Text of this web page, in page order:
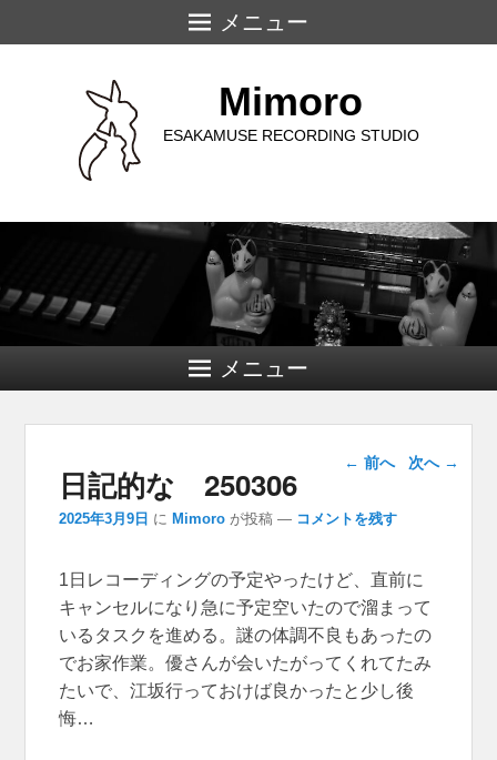
メニュー
Mimoro
ESAKAMUSE RECORDING STUDIO
メニュー
投稿ナビゲー
ション
← 前へ 次へ →
日記的な 250306
2025年3月9日 に Mimoro が投稿 — コメントを残す
1日レコーディングの予定やったけど、直前に
キャンセルになり急に予定空いたので溜まって
いるタスクを進める。謎の体調不良もあったの
でお家作業。優さんが会いたがってくれてたみ
たいで、江坂行っておけば良かったと少し後
悔…